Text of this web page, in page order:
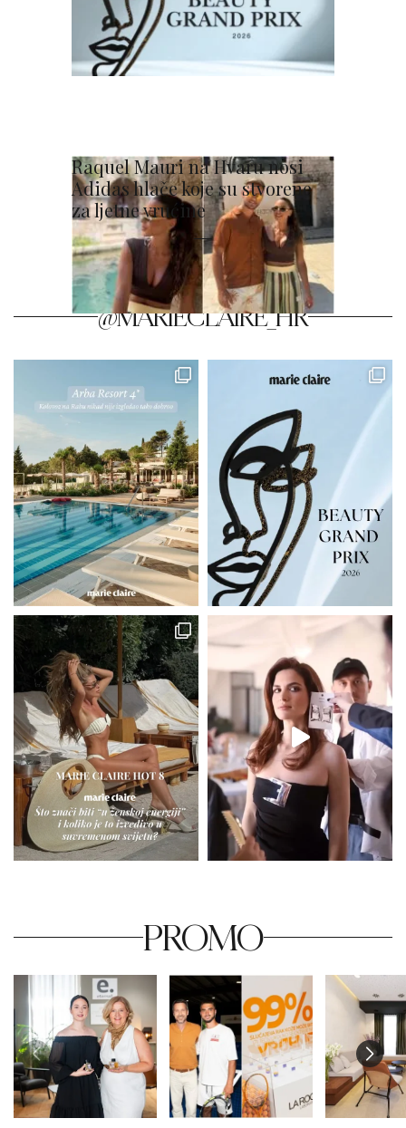
Raquel Mauri na Hvaru nosi
Adidas hlače koje su stvorene
za ljetne vrućine
@MARIECLAIRE_HR
PROMO